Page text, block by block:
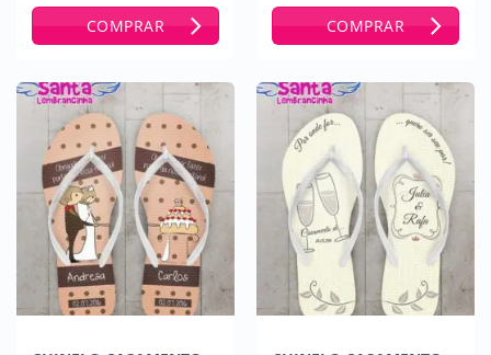
COMPRAR COMPRAR